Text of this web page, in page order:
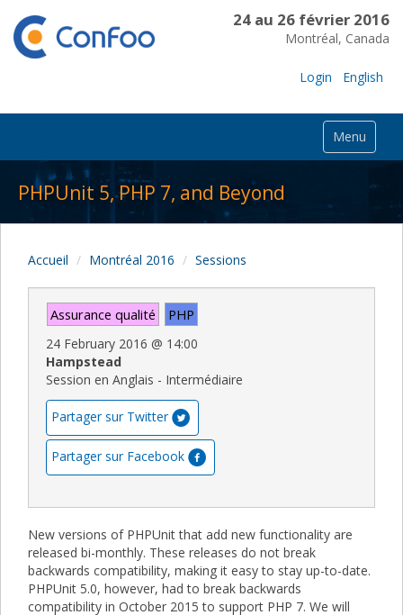
24 au 26 février 2016
Montréal, Canada
Login English
Menu
PHPUnit 5, PHP 7, and Beyond
Accueil Montréal 2016 Sessions
Assurance qualité PHP
24 February 2016 @ 14:00
Hampstead
Session en Anglais - Intermédiaire
Partager sur Twitter
Partager sur Facebook
New versions of PHPUnit that add new functionality are
released bi-monthly. These releases do not break
backwards compatibility, making it easy to stay up-to-date.
PHPUnit 5.0, however, had to break backwards
compatibility in October 2015 to support PHP 7. We will